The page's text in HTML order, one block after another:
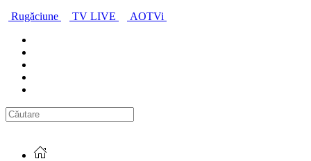
Rugăciune
TV LIVE AOTVi